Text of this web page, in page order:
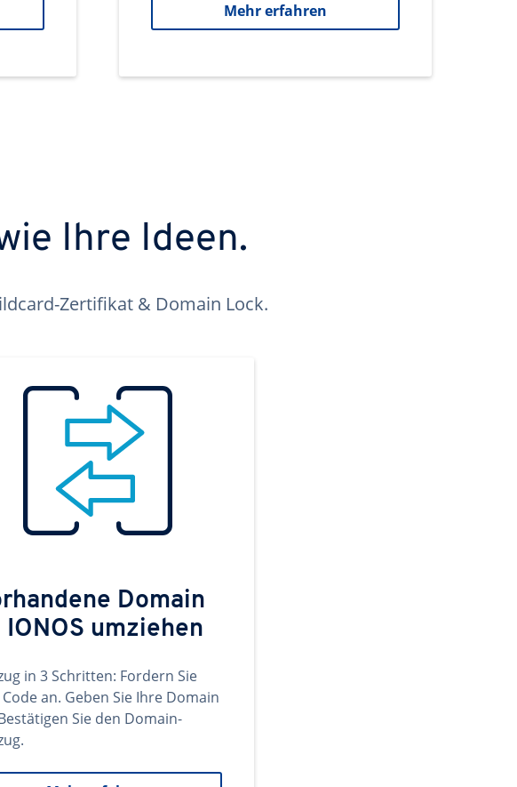
Mehr erfahren
Ihre Ideen.
Zertifikat & Domain Lock.
Domain
IONOS umziehen
in 3 Schritten: Fordern Sie
an. Geben Sie Ihre Domain
Sie den Domain-